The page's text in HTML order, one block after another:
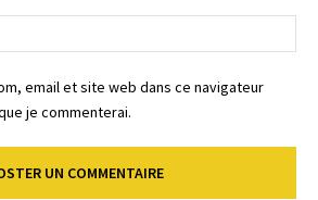
:
email et site web dans ce navigateur
je commenterai.